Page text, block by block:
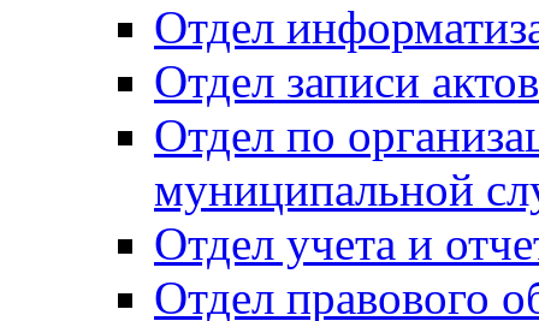
Отдел
Отдел записи
Отдел по
муниципальной
Отдел учета и
Отдел правового